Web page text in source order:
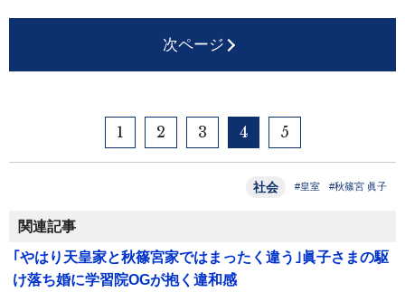
次ページ
1 2 3 4 5
社会 #皇室 #秋篠宮 眞子
関連記事
｢やはり天皇家と秋篠宮家ではまったく違う｣眞子さまの駆
け落ち婚に学習院OGが抱く違和感